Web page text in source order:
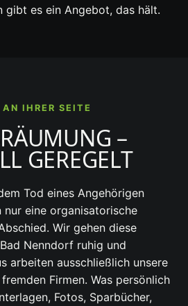
gibt es ein Angebot, das hält.
IHRER SEITE
–
GEREGELT
Tod eines Angehörigen
eine organisatorische
Wir gehen diese
Nenndorf ruhig und
arbeiten ausschließlich unsere
Firmen. Was persönlich
Fotos, Sparbücher,